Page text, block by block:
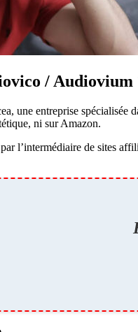
/ Audiovium
une entreprise spécialisée
ni sur Amazon.
l’intermédiaire de sites